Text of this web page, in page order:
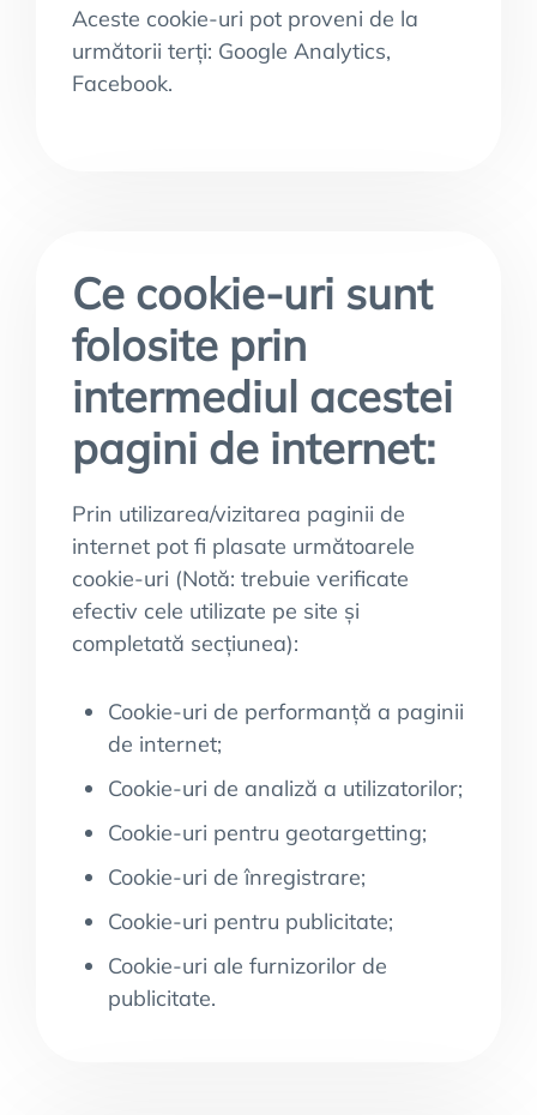
Aceste cookie-uri pot proveni de la
următorii terți: Google Analytics,
Facebook.
Ce cookie-uri sunt
folosite prin
intermediul acestei
pagini de internet:
Prin utilizarea/vizitarea paginii de
internet pot fi plasate următoarele
cookie-uri (Notă: trebuie verificate
efectiv cele utilizate pe site și
completată secțiunea):
Cookie-uri de performanță a paginii
de internet;
Cookie-uri de analiză a utilizatorilor;
Cookie-uri pentru geotargetting;
Cookie-uri de înregistrare;
Cookie-uri pentru publicitate;
Cookie-uri ale furnizorilor de
publicitate.